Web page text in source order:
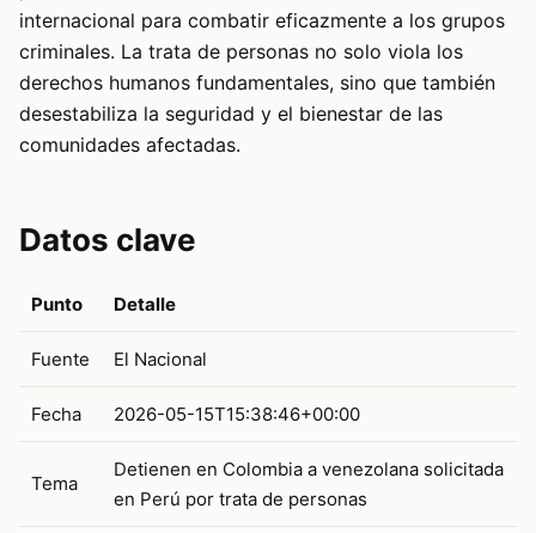
internacional para combatir eficazmente a los grupos
criminales. La trata de personas no solo viola los
derechos humanos fundamentales, sino que también
desestabiliza la seguridad y el bienestar de las
comunidades afectadas.
Datos clave
Punto Detalle
Fuente El Nacional
Fecha 2026-05-15T15:38:46+00:00
Tema
Detienen en Colombia a venezolana solicitada
en Perú por trata de personas